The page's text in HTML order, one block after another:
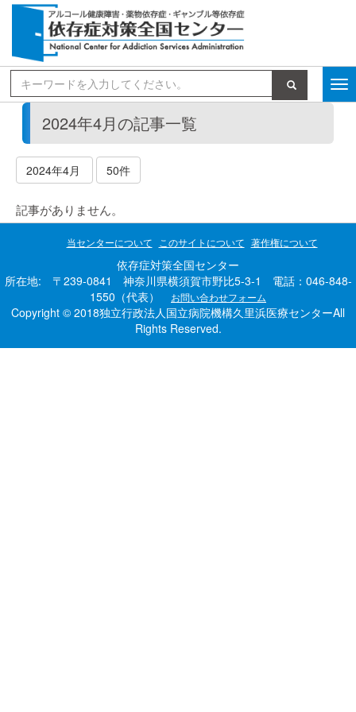
検索
2024年4月の記事一覧
2024年4月 50件
記事がありません。
当センターについて このサイトについて 著作権について
依存症対策全国センター
所在地: 〒239-0841 神奈川県横須賀市野比5-3-1 電話：046-848-
1550（代表）
お問い合わせフォーム
Copyright © 2018独立行政法人国立病院機構久里浜医療センターAll
Rights Reserved.